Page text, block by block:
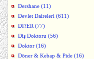
Dershane (11)
Devlet Daireleri (611)
Dİ?ER (77)
Diş Doktoru (56)
Doktor (16)
Döner & Kebap & Pide (16)